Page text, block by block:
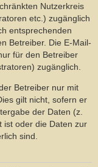
Nutzerkreis
etc.) zugänglich
entsprechenden
Betreiber. Die E-Mail-
für den Betreiber
zugänglich.
Betreiber nur mit
gilt nicht, sofern er
der Daten (z.
ist oder die Daten zur
sind.